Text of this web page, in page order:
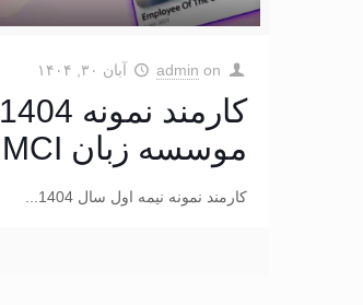
admin on آبان ۳۰, ۱۴۰۴
کارمند نمونه 1404
موسسه زبان MCI مشهد
کارمند نمونه نیمه اول سال 1404...